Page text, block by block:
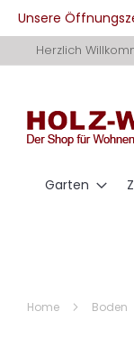
Unsere
zum
Herzlich
Garten
Home Boden